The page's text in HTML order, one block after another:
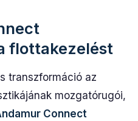
flottakezelést
transzformáció az
mozgatórugói,
Connect